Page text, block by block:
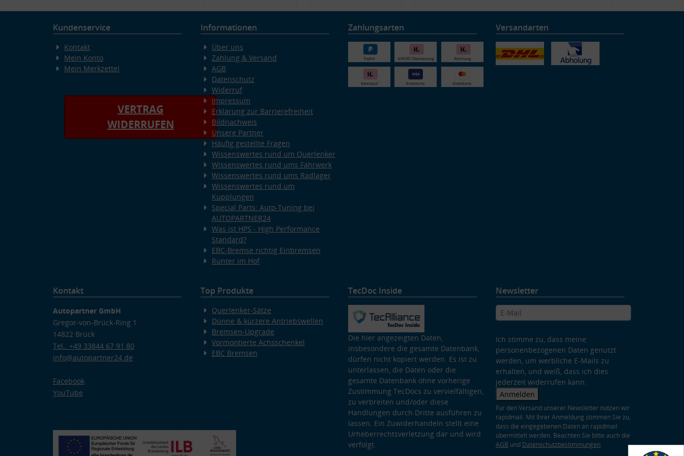
Kundenservice
Kontakt
Mein Konto
Mein Merkzettel
VERTRAG
WIDERRUFEN
Informationen
Über uns
Zahlung & Versand
AGB
Datenschutz
Widerruf
Impressum
Erklärung zur Barrierefreiheit
Bildnachweis
Unsere Partner
Häufig gestellte Fragen
Wissenswertes rund um Querlenker
Wissenswertes rund ums Fahrwerk
Wissenswertes rund ums Radlager
Wissenswertes rund um
Kupplungen
Special Parts: Auto-Tuning bei
AUTOPARTNER24
Was ist HPS - High Performance
Standard?
EBC-Bremse richtig Einbremsen
Runter im Hof
Zahlungsarten Versandarten
Kontakt
Autopartner GmbH
Gregor-von-Brück-Ring 1
14822 Brück
Tel.: +49 33844 67 91 80
info@autopartner24.de
Facebook
YouTube
Top Produkte
Querlenker-Sätze
Dünne & kürzere Antriebswellen
Bremsen-Upgrade
Vormontierte Achsschenkel
EBC Bremsen
TecDoc Inside
Die hier angezeigten Daten,
insbesondere die gesamte Datenbank,
dürfen nicht kopiert werden. Es ist zu
unterlassen, die Daten oder die
gesamte Datenbank ohne vorherige
Zustimmung TecDocs zu vervielfältigen,
zu verbreiten und/oder diese
Handlungen durch Dritte ausführen zu
lassen. Ein Zuwiderhandeln stellt eine
Urheberrechtsverletzung dar und wird
verfolgt.
Newsletter
Ich stimme zu, dass meine
personenbezogenen Daten genutzt
werden, um werbliche E-Mails zu
erhalten, und weiß, dass ich dies
jederzeit widerrufen kann.
Anmelden
Für den Versand unserer Newsletter nutzen wir
rapidmail. Mit Ihrer Anmeldung stimmen Sie zu,
dass die eingegebenen Daten an rapidmail
übermittelt werden. Beachten Sie bitte auch die
AGB und Datenschutzbestimmungen.